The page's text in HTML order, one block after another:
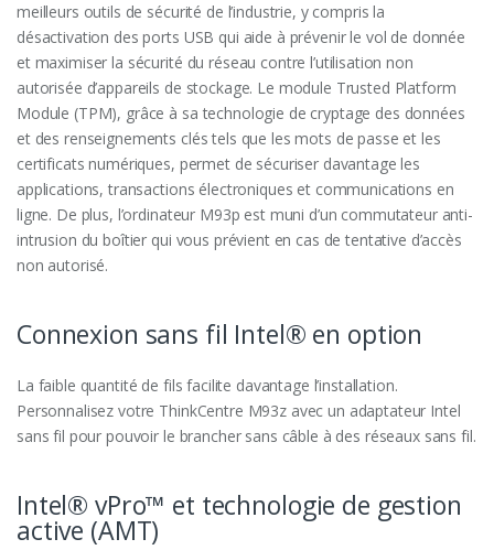
meilleurs outils de sécurité de l’industrie, y compris la
désactivation des ports USB qui aide à prévenir le vol de donnée
et maximiser la sécurité du réseau contre l’utilisation non
autorisée d’appareils de stockage. Le module Trusted Platform
Module (TPM), grâce à sa technologie de cryptage des données
et des renseignements clés tels que les mots de passe et les
certificats numériques, permet de sécuriser davantage les
applications, transactions électroniques et communications en
ligne. De plus, l’ordinateur M93p est muni d’un commutateur anti-
intrusion du boîtier qui vous prévient en cas de tentative d’accès
non autorisé.
Connexion sans fil Intel® en option
La faible quantité de fils facilite davantage l’installation.
Personnalisez votre ThinkCentre M93z avec un adaptateur Intel
sans fil pour pouvoir le brancher sans câble à des réseaux sans fil.
Intel® vPro™ et technologie de gestion
active (AMT)